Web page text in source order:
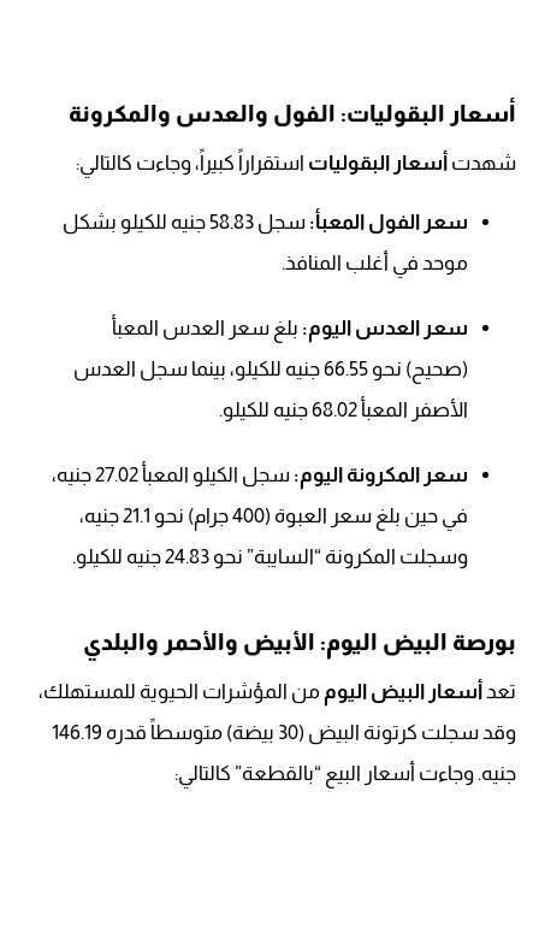
أسعار البقوليات: الفول والعدس والمكرونة
شهدت أسعار البقوليات استقراراً كبيراً، وجاءت كالتالي:
سعر الفول المعبأ:
سجل 58.83 جنيه للكيلو بشكل
موحد في أغلب المنافذ.
سعر العدس اليوم: بلغ سعر العدس المعبأ
(صحيح) نحو 66.55 جنيه للكيلو، بينما سجل العدس
الأصفر المعبأ 68.02 جنيه للكيلو.
سعر المكرونة اليوم:
سجل الكيلو المعبأ 27.02 جنيه،
في حين بلغ سعر العبوة (400 جرام) نحو 21.1 جنيه،
وسجلت المكرونة “السايبة” نحو 24.83 جنيه للكيلو.
بورصة البيض اليوم: الأبيض والأحمر والبلدي
تعدأسعار البيض اليوم من المؤشرات الحيوية للمستهلك،
وقد سجلت كرتونة البيض (30 بيضة) متوسطاً قدره 146.19
جنيه. وجاءت أسعار البيع “بالقطعة” كالتالي: